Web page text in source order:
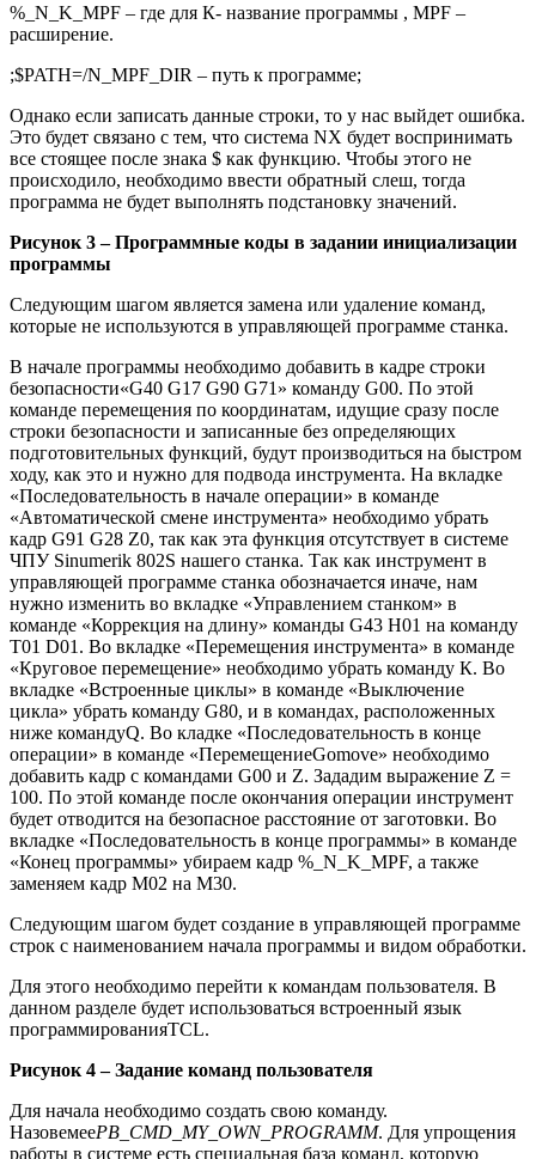
%_N_K_MPF – где для К- название программы , MPF –
расширение.
;$PATH=/N_MPF_DIR – путь к программе;
Однако если записать данные строки, то у нас выйдет ошибка.
Это будет связано с тем, что система NX будет воспринимать
все стоящее после знака $ как функцию. Чтобы этого не
происходило, необходимо ввести обратный слеш, тогда
программа не будет выполнять подстановку значений.
Рисунок 3 – Программные коды в задании инициализации
программы
Следующим шагом является замена или удаление команд,
которые не используются в управляющей программе станка.
В начале программы необходимо добавить в кадре строки
безопасности«G40 G17 G90 G71» команду G00. По этой
команде перемещения по координатам, идущие сразу после
строки безопасности и записанные без определяющих
подготовительных функций, будут производиться на быстром
ходу, как это и нужно для подвода инструмента. На вкладке
«Последовательность в начале операции» в команде
«Автоматической смене инструмента» необходимо убрать
кадр G91 G28 Z0, так как эта функция отсутствует в системе
ЧПУ Sinumerik 802S нашего станка. Так как инструмент в
управляющей программе станка обозначается иначе, нам
нужно изменить во вкладке «Управлением станком» в
команде «Коррекция на длину» команды G43 H01 на команду
T01 D01. Во вкладке «Перемещения инструмента» в команде
«Круговое перемещение» необходимо убрать команду К. Во
вкладке «Встроенные циклы» в команде «Выключение
цикла» убрать команду G80, и в командах, расположенных
ниже командуQ. Во кладке «Последовательность в конце
операции» в команде «ПеремещениеGomove» необходимо
добавить кадр с командами G00 и Z. Зададим выражение Z =
100. По этой команде после окончания операции инструмент
будет отводится на безопасное расстояние от заготовки. Во
вкладке «Последовательность в конце программы» в команде
«Конец программы» убираем кадр %_N_K_MPF, а также
заменяем кадр M02 на M30.
Следующим шагом будет создание в управляющей программе
строк с наименованием начала программы и видом обработки.
Для этого необходимо перейти к командам пользователя. В
данном разделе будет использоваться встроенный язык
программированияTCL.
Рисунок 4 – Задание команд пользователя
Для начала необходимо создать свою команду.
НазовемееPB_CMD_MY_OWN_PROGRAMM. Для упрощения
работы в системе есть специальная база команд, которую